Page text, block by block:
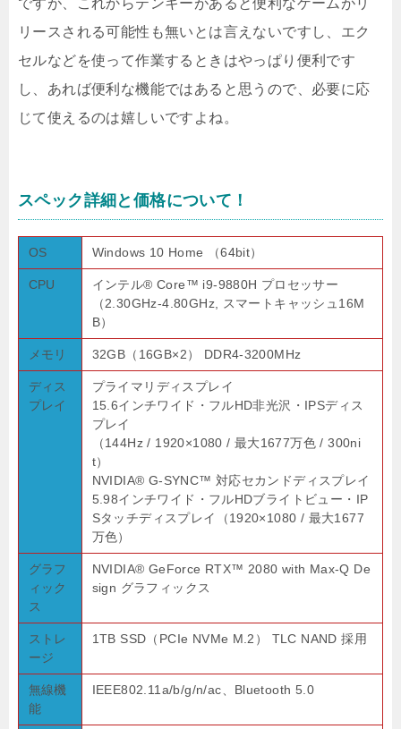
リースされる可能性も無いとは言えないですし、エク
セルなどを使って作業するときはやっぱり便利です
し、あれば便利な機能ではあると思うので、必要に応
じて使えるのは嬉しいですよね。
スペック詳細と価格について！
OS Windows 10 Home （64bit）
CPU
インテル® Core™ i9-9880H プロセッサー
（2.30GHz-4.80GHz, スマートキャッシュ16M
B）
メモリ 32GB（16GB×2） DDR4-3200MHz
ディス
プレイ
プライマリディスプレイ
15.6インチワイド・フルHD非光沢・IPSディス
プレイ
（144Hz / 1920×1080 / 最大1677万色 / 300ni
t）
NVIDIA® G-SYNC™ 対応セカンドディスプレイ
5.98インチワイド・フルHDブライトビュー・IP
Sタッチディスプレイ（1920×1080 / 最大1677
万色）
グラフ
ィック
ス
NVIDIA® GeForce RTX™ 2080 with Max-Q De
sign グラフィックス
ストレ
ージ
1TB SSD（PCIe NVMe M.2） TLC NAND 採用
無線機
能
IEEE802.11a/b/g/n/ac、Bluetooth 5.0